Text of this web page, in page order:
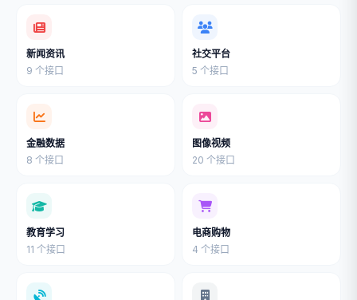
新闻资讯
9 个接口
社交平台
5 个接口
金融数据
8 个接口
图像视频
20 个接口
教育学习
11 个接口
电商购物
4 个接口